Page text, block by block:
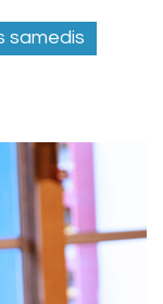
samedis